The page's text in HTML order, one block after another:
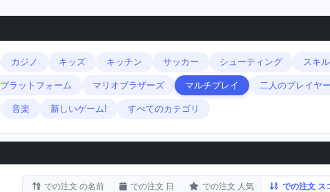
カジノ キッズ キッチン サッカー シューティング スキル
プラットフォーム マリオブラザーズ マルチプレイ 二人のプレイヤ
音楽 新しいゲーム! すべてのカテゴリ
での注文 の名前 での注文 日 での注文 人気 での注文 ス